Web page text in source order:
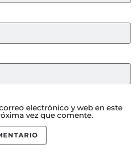
electrónico y web en este
vez que comente.